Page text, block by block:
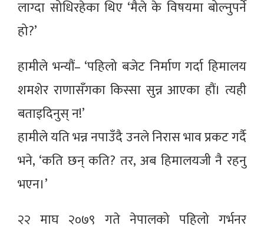
लाग्दा सोधिरहेका थिए ‘मैले के विषयमा बोल्नुपर्ने
हो?’
हामीले भन्यौं– ‘पहिलो बजेट निर्माण गर्दा हिमालय
शमशेर राणासँगका किस्सा सुन्न आएका हौं। त्यही
बताइदिनुस् न!’
हामीले यति भन्न नपाउँदै उनले निरास भाव प्रकट गर्दै
भने, ‘कति छन् कति? तर, अब हिमालयजी नै रहनु
भएन।’
२२ माघ २०७९ गते नेपालको पहिलो गर्भनर